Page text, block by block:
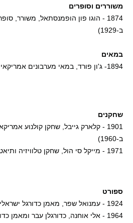
משוררים וסופרים
1874 - הוגו פון הופמנסתאל, משורר,
ב-1929)
במאים
1894- ג'ון פורד, במאי מערבונים אמריקאי (נפטר ב- 1973)
שחקנים
1901 - קלארק גייבל, שחקן קולנוע
ב-1960)
1971 - מייקל סי הול, שחקן טלוויזיה ותיאטרון אמריקאי
ספורט
1924 - עמנואל שפר, מאמן כדורגל ישראלי (נפטר ב-2012)
1964 - אלי אוחנה, כדורגלן עבר ומאמן כדורגל ישראלי